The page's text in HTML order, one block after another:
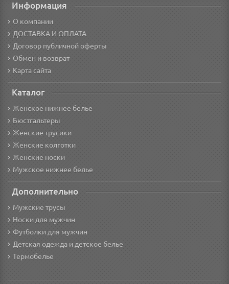
Информация
О компании
ДОСТАВКА И ОПЛАТА
Договор публичной оферты
Обмен и возврат
Карта сайта
Каталог
Женское нижнее белье
Бюстгальтеры
Женские трусики
Женские колготки
Женские носки
Мужское нижнее белье
Дополнительно
Мужские трусы
Носки для мужчин
Футболки для мужчин
Детская одежда и детское белье
Термобелье